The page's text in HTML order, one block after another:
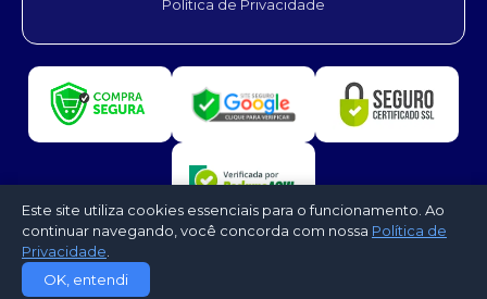
Política de Privacidade
©2026 - ClimAIR Ar Condicionado. Todos os direitos reservados -
Desenvolvido por
Este site utiliza cookies essenciais para o funcionamento. Ao
continuar navegando, você concorda com nossa Política de
Privacidade
OK, entendi